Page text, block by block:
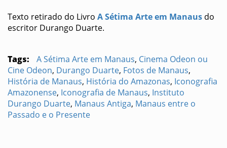
Texto retirado do Livro A Sétima Arte em Manaus do
escritor Durango Duarte.
Tags: A Sétima Arte em Manaus, Cinema Odeon ou
Cine Odeon, Durango Duarte, Fotos de Manaus,
História de Manaus, História do Amazonas, Iconografia
Amazonense, Iconografia de Manaus, Instituto
Durango Duarte, Manaus Antiga, Manaus entre o
Passado e o Presente